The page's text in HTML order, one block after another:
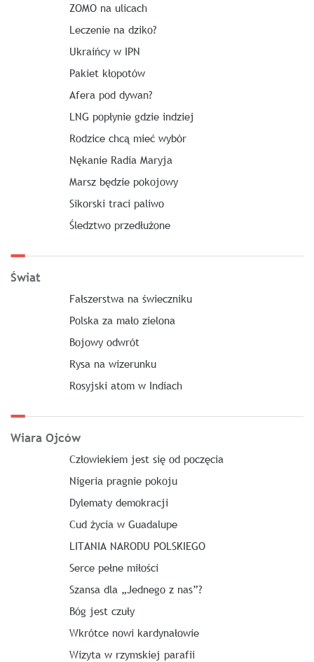
ZOMO na ulicach
Leczenie na dziko?
Ukraińcy w IPN
Pakiet kłopotów
Afera pod dywan?
LNG popłynie gdzie indziej
Rodzice chcą mieć wybór
Nękanie Radia Maryja
Marsz będzie pokojowy
Sikorski traci paliwo
Śledztwo przedłużone
Świat
Fałszerstwa na świeczniku
Polska za mało zielona
Bojowy odwrót
Rysa na wizerunku
Rosyjski atom w Indiach
Wiara Ojców
Człowiekiem jest się od poczęcia
Nigeria pragnie pokoju
Dylematy demokracji
Cud życia w Guadalupe
LITANIA NARODU POLSKIEGO
Serce pełne miłości
Szansa dla „Jednego z nas”?
Bóg jest czuły
Wkrótce nowi kardynałowie
Wizyta w rzymskiej parafii